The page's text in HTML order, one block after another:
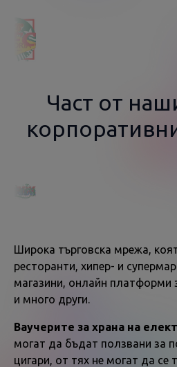
Част от
Широка търговска мрежа,
ресторанти, хипер- и
магазини, онлайн платформи
и много други.
Ваучерите за храна на
могат да бъдат ползвани за
цигари, от тях не могат да се